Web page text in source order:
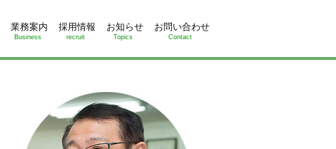
業務案内
Business
採用情報
recruit
お知らせ
Topics
お問い合わせ
Contact